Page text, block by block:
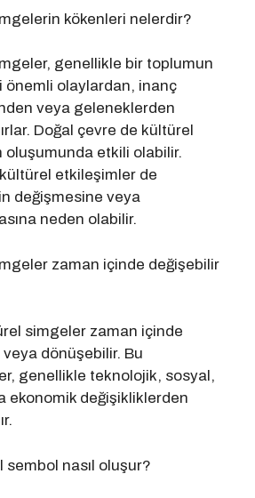
kökenleri nelerdir?
genellikle bir toplumun
önemli olaylardan, inanç
veya geleneklerden
Doğal çevre de kültürel
oluşumunda etkili olabilir.
etkileşimler de
değişmesine veya
neden olabilir.
zaman içinde değişebilir
simgeler zaman içinde
dönüşebilir. Bu
genellikle teknolojik, sosyal,
ekonomik değişikliklerden
sembol nasıl oluşur?